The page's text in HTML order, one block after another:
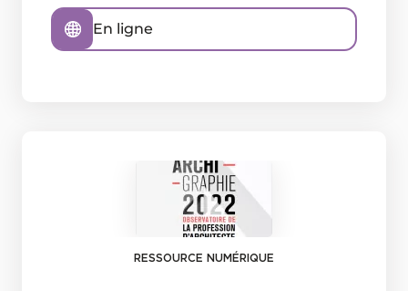
En ligne
RESSOURCE NUMÉRIQUE